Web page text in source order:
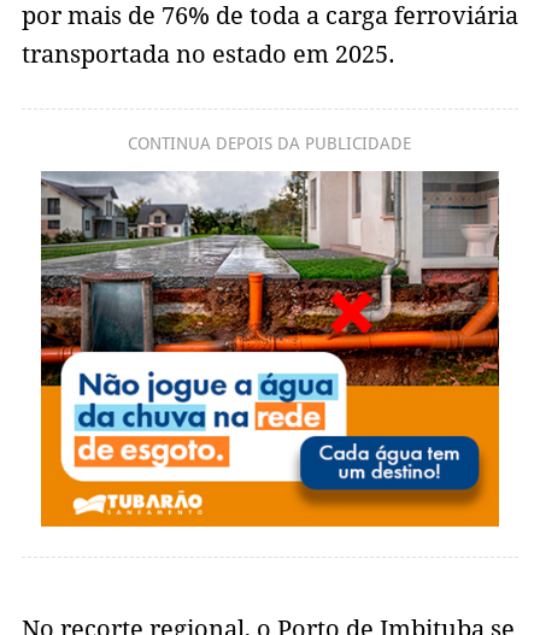
por mais de 76% de toda a carga ferroviária
transportada no estado em 2025.
CONTINUA DEPOIS DA PUBLICIDADE